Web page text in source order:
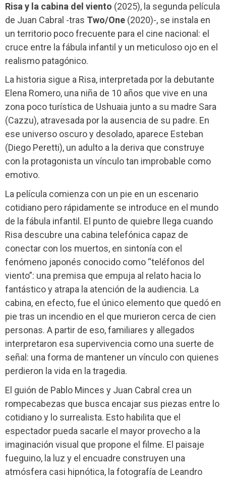
Risa y la cabina del viento (2025), la segunda película
de Juan Cabral -tras Two/One (2020)-, se instala en
un territorio poco frecuente para el cine nacional: el
cruce entre la fábula infantil y un meticuloso ojo en el
realismo patagónico.
La historia sigue a Risa, interpretada por la debutante
Elena Romero, una niña de 10 años que vive en una
zona poco turística de Ushuaia junto a su madre Sara
(Cazzu), atravesada por la ausencia de su padre. En
ese universo oscuro y desolado, aparece Esteban
(Diego Peretti), un adulto a la deriva que construye
con la protagonista un vínculo tan improbable como
emotivo.
La película comienza con un pie en un escenario
cotidiano pero rápidamente se introduce en el mundo
de la fábula infantil. El punto de quiebre llega cuando
Risa descubre una cabina telefónica capaz de
conectar con los muertos, en sintonía con el
fenómeno japonés conocido como “teléfonos del
viento”: una premisa que empuja al relato hacia lo
fantástico y atrapa la atención de la audiencia. La
cabina, en efecto, fue el único elemento que quedó en
pie tras un incendio en el que murieron cerca de cien
personas. A partir de eso, familiares y allegados
interpretaron esa supervivencia como una suerte de
señal: una forma de mantener un vínculo con quienes
perdieron la vida en la tragedia.
El guión de Pablo Minces y Juan Cabral crea un
rompecabezas que busca encajar sus piezas entre lo
cotidiano y lo surrealista. Esto habilita que el
espectador pueda sacarle el mayor provecho a la
imaginación visual que propone el filme. El paisaje
fueguino, la luz y el encuadre construyen una
atmósfera casi hipnótica, la fotografía de Leandro